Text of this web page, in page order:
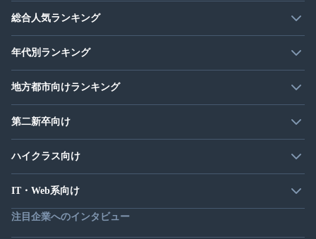
総合人気ランキング
年代別ランキング
地方都市向けランキング
第二新卒向け
ハイクラス向け
IT・Web系向け
注目企業へのインタビュー